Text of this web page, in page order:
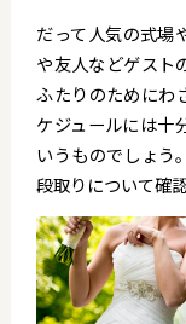
だって人気の式
や友人などゲスト
ふたりのためにわ
ケジュールには十
いうものでしょう
段取りについて確